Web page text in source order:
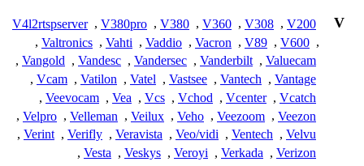
V
V200
,
V308
,
V360
,
V380
,
V380pro
,
V4l2rtspserver
,
V600
,
V89
,
Vacron
,
Vaddio
,
Vahti
,
Valtronics
,
Valuecam
,
Vanderbilt
,
Vandersec
,
Vandesc
,
Vangold
,
Vantage
,
Vantech
,
Vastsee
,
Vatel
,
Vatilon
,
Vcam
,
Vcatch
,
Vcenter
,
Vchod
,
Vcs
,
Vea
,
Veevocam
,
Veezon
,
Veezoom
,
Veho
,
Veilux
,
Velleman
,
Velpro
,
Velvu
,
Ventech
,
Veo/vidi
,
Veravista
,
Verifly
,
Verint
,
Verizon
,
Verkada
,
Veroyi
,
Veskys
,
Vesta
,